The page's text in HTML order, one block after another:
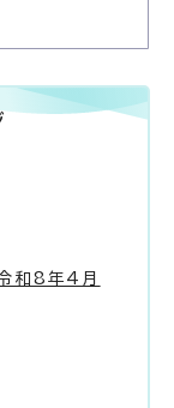
和8年4月